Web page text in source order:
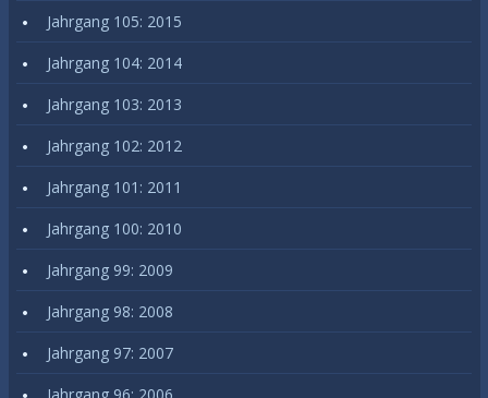
Jahrgang 105: 2015
Jahrgang 104: 2014
Jahrgang 103: 2013
Jahrgang 102: 2012
Jahrgang 101: 2011
Jahrgang 100: 2010
Jahrgang 99: 2009
Jahrgang 98: 2008
Jahrgang 97: 2007